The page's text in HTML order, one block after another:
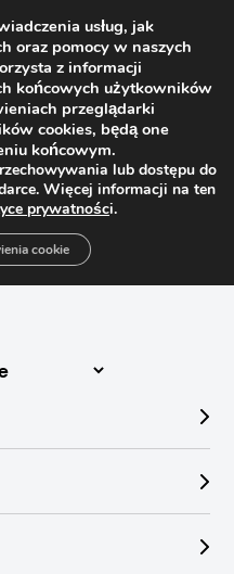
Uchwyty
usług, jak
oraz pomocy w naszych
z informacji
końcowych użytkowników
przeglądarki
cookies, będą one
końcowym.
lub dostępu do
Więcej informacji na ten
prywatności.
cookie